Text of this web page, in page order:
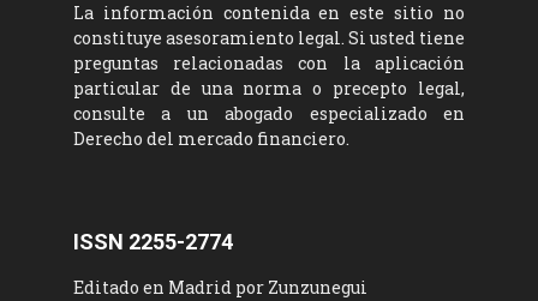
La información contenida en este sitio no
constituye asesoramiento legal. Si usted tiene
preguntas relacionadas con la aplicación
particular de una norma o precepto legal,
consulte a un abogado especializado en
Derecho del mercado financiero.
ISSN 2255-2774
Editado en Madrid por Zunzunegui